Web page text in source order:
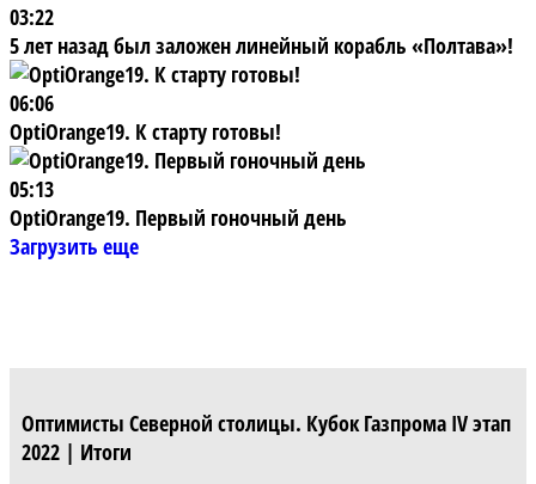
03:22
5 лет назад был заложен линейный корабль «Полтава»!
06:06
OptiOrange19. К старту готовы!
05:13
OptiOrange19. Первый гоночный день
Загрузить еще
Оптимисты Северной столицы. Кубок Газпрома IV этап
2022 | Итоги